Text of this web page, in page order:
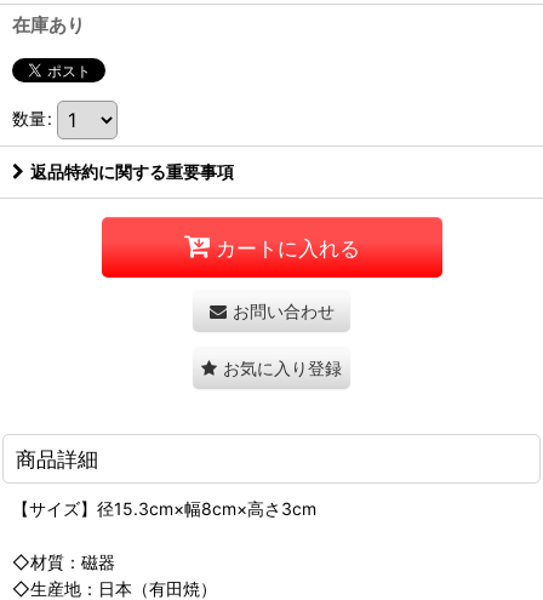
在庫あり
数量:
返品特約に関する重要事項
カートに入れる
お問い合わせ
お気に入り登録
商品詳細
【サイズ】径15.3cm×幅8cm×高さ3cm
◇材質：磁器
◇生産地：日本（有田焼）